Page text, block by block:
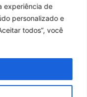
experiência de
personalizado e
todos”, você